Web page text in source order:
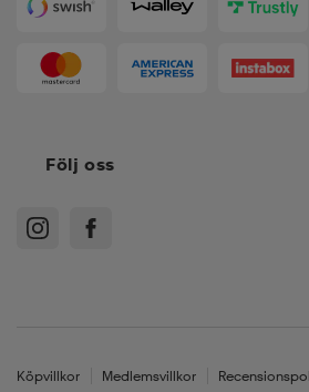
Följ oss
Köpvillkor Medlemsvillkor